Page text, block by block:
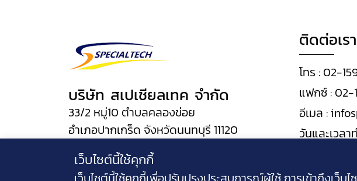
บริษัท สเปเชียลเทค จำกัด
33/2 หมู่10 ตำบลคลองข่อย
อำเภอปากเกร็ด จังหวัดนนทบุรี 11120
ติดต่อเรา
โทร : 02-
แฟกซ์ : 02-
อีเมล :
วันและเวล
เว็บไซต์นี้ใช้คุกกี้